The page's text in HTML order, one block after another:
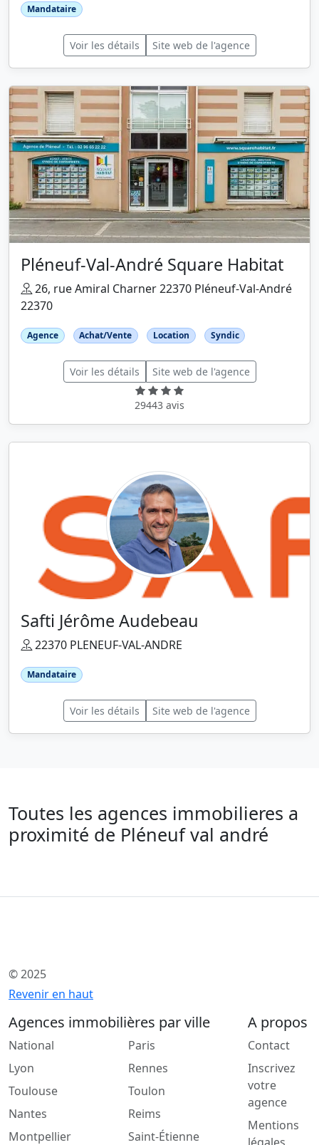
Mandataire
Voir les détails Site web de l'agence
Pléneuf-Val-André Square Habitat
26, rue Amiral Charner 22370 Pléneuf-Val-André
22370
Agence Achat/Vente Location Syndic
Voir les détails Site web de l'agence
29443 avis
Safti Jérôme Audebeau
22370 PLENEUF-VAL-ANDRE
Mandataire
Voir les détails Site web de l'agence
Toutes les agences immobilieres a
proximité de Pléneuf val andré
© 2025
Revenir en haut
Agences immobilières par ville
National
Lyon
Toulouse
Nantes
Montpellier
Paris
Rennes
Toulon
Reims
Saint-Étienne
A propos
Contact
Inscrivez
votre
agence
Mentions